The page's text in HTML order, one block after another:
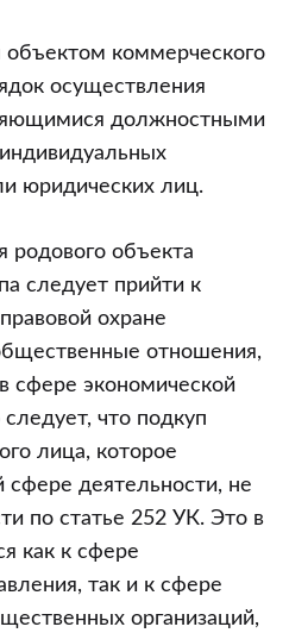
коммерческого
осуществления
должностными
юридических лиц.
родового объекта
следует прийти к
охране
отношения,
сфере экономической
что подкуп
лица, которое
сфере деятельности, не
по статье 252 УК. Это в
как к сфере
так и к сфере
организаций,